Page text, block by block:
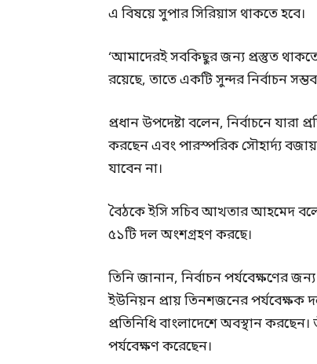
এ বিষয়ে সুপার সিরিয়াস থাকতে হবে।
‘আমাদেরই সবকিছুর জন্য প্রস্তুত থাকতে
রয়েছে, তাতে একটি সুন্দর নির্বাচন
প্রধান উপদেষ্টা বলেন, নির্বাচনে যারা
করছেন এবং পারস্পরিক সৌহার্দ্য
যাবেন না।
বৈঠকে ইসি সচিব আখতার আহমেদ
৫১টি দল অংশগ্রহণ করছে।
তিনি জানান, নির্বাচন পর্যবেক্ষণের
ইউনিয়ন প্রায় তিনশজনের পর্যবেক্ষক
প্রতিনিধি বাংলাদেশে অবস্থান
পর্যবেক্ষণ করেছেন।